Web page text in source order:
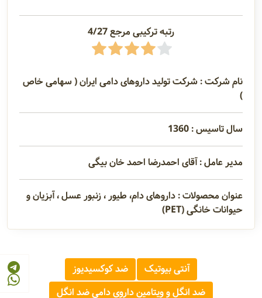
رتبه ترکیبی مرجع 4/27
نام شرکت : شرکت تولید داروهای دامی ایران ( سهامی خاص
)
سال تاسیس : 1360
مدیر عامل : آقای احمدرضا احمد خان بیگی
عنوان محصولات : داروهای دام، طیور ، زنبور عسل ، آبزیان و
حیوانات خانگی (PET)
آنتی بیوتیک
ضد کوکسیدیوز
ضد انگل و ویتامین داروی دامی ضد انگل